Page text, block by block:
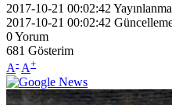
2017-10-21 00:02:42 Yayınlanma
2017-10-21 00:02:42
0Yorum
681 Gösterim
A- A+